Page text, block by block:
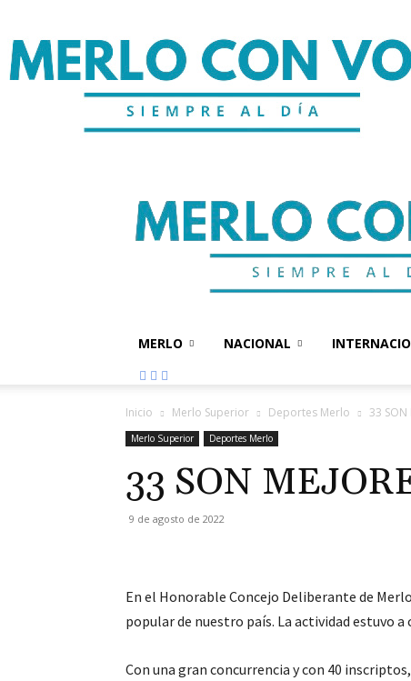
MERLO NACIONAL
Inicio Merlo Superior Deportes Merlo 33 SON
Merlo Superior Deportes Merlo
33 SON
9 de agosto de 2022
En el Honorable Concejo Deliberante de
popular de nuestro país. La actividad estuvo a
Con una gran concurrencia y con 40